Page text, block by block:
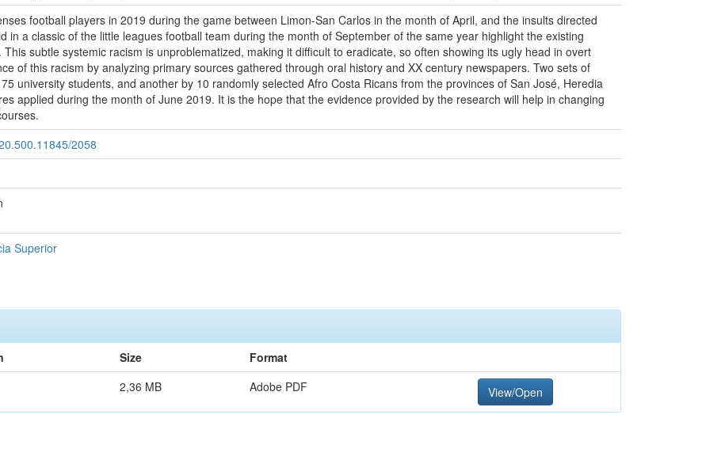
football players in 2019 during the game between Limon-San Carlos in the month of April, and the insults directed
in a classic of the little leagues football team during the month of September of the same year highlight the existing
subtle systemic racism is unproblematized, making it difficult to eradicate, so often showing its ugly head in overt
of this racism by analyzing primary sources gathered through oral history and XX century newspapers. Two sets of
university students, and another by 10 randomly selected Afro Costa Ricans from the provinces of San José, Heredia
applied during the month of June 2019. It is the hope that the evidence provided by the research will help in changing
2058
Superior
Size
Format
2,36 MB Adobe PDF View/Open